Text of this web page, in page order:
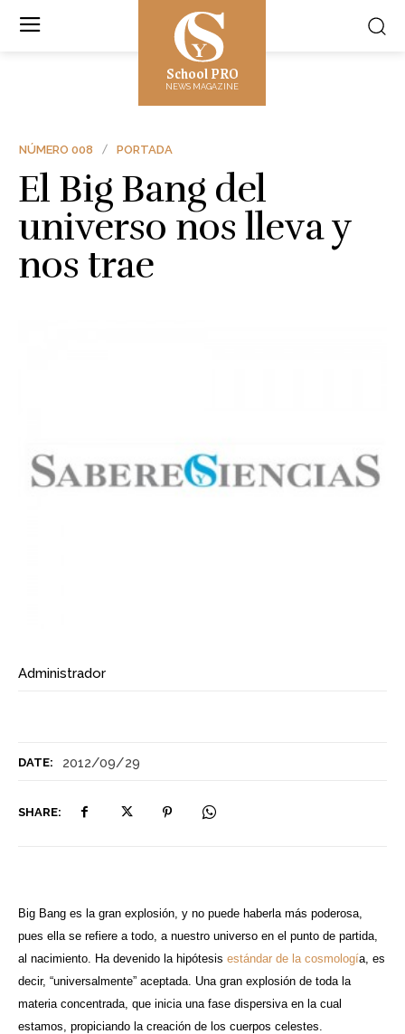
School PRO
NEWS MAGAZINE
DATE: 2012/09/29
SHARE:
NÚMERO 008 PORTADA
El Big Bang del
universo nos lleva y
nos trae
Administrador
Big Bang es la gran explosión, y no puede haberla más poderosa,
pues ella se refiere a todo, a nuestro universo en el punto de partida,
al nacimiento. Ha devenido la hipótesis estándar de la cosmología, es
decir, “universalmente” aceptada. Una gran explosión de toda la
materia concentrada, que inicia una fase dispersiva en la cual
estamos, propiciando la creación de los cuerpos celestes.